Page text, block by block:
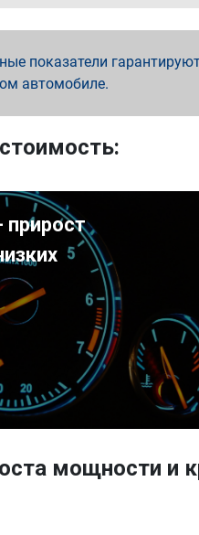
показатели
автомобиле.
мощности и